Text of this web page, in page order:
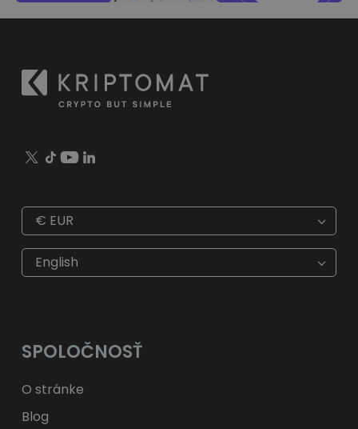
€ EUR
€ EUR
$ USD
ft HUF
zł PLN
fr. CHF
English
SPOLOČNOSŤ
O stránke
Blog